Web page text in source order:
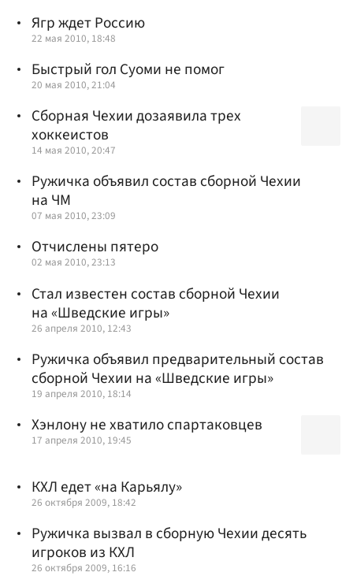
Ягр ждет Россию
22 мая 2010, 18:48
Быстрый гол Суоми не помог
20 мая 2010, 21:04
Сборная Чехии дозаявила трех
хоккеистов
14 мая 2010, 20:47
Ружичка объявил состав сборной Чехии
на ЧМ
07 мая 2010, 23:09
Отчислены пятеро
02 мая 2010, 23:13
Стал известен состав сборной Чехии
на «Шведские игры»
26 апреля 2010, 12:43
Ружичка объявил предварительный состав
сборной Чехии на «Шведские игры»
19 апреля 2010, 18:14
Хэнлону не хватило спартаковцев
17 апреля 2010, 19:45
КХЛ едет «на Карьялу»
26 октября 2009, 18:42
Ружичка вызвал в сборную Чехии десять
игроков из КХЛ
26 октября 2009, 16:16